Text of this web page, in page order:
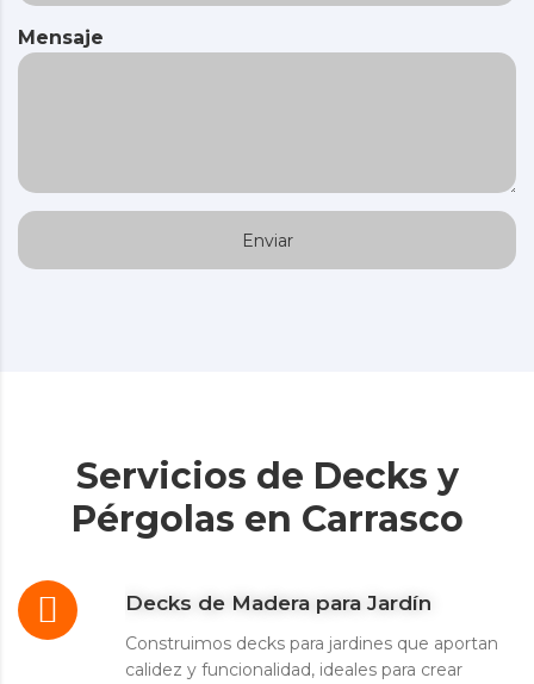
Mensaje
Servicios de Decks y
Pérgolas en Carrasco
Decks de Madera para Jardín
Construimos decks para jardines que aportan
calidez y funcionalidad, ideales para crear